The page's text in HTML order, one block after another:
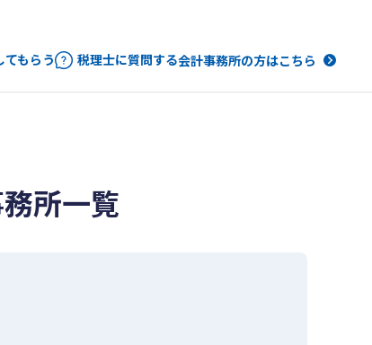
もらう 税理士に質問する会計事務所の方はこちら
所一覧